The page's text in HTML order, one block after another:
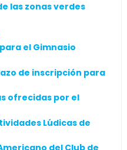
las zonas verdes
el Gimnasio
de inscripción para
ofrecidas por el
Lúdicas de
del Club de